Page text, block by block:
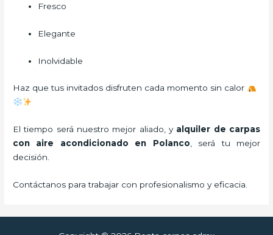
Fresco
Elegante
Inolvidable
Haz que tus invitados disfruten cada momento sin calor
El tiempo será nuestro mejor aliado, y alquiler de carpas
con aire acondicionado en Polanco, será tu mejor
decisión.
Contáctanos para trabajar con profesionalismo y eficacia.